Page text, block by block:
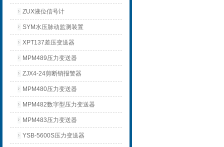
ZUX液位信号计
SYM水压脉动监测装置
XPT137差压变送器
MPM489压力变送器
ZJX4-24剪断销报警器
MPM480压力变送器
MPM482数字型压力变送器
MPM483压力变送器
YSB-5600S压力变送器